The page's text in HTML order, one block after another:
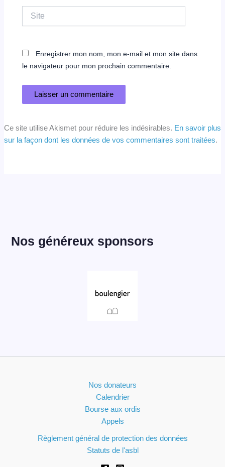
Site
Enregistrer mon nom, mon e-mail et mon site dans
le navigateur pour mon prochain commentaire.
Ce site utilise Akismet pour réduire les indésirables. En savoir plus
sur la façon dont les données de vos commentaires sont traitées.
Nos généreux sponsors
Nos donateurs
Calendrier
Bourse aux ordis
Appels
Règlement général de protection des données
Statuts de l'asbl